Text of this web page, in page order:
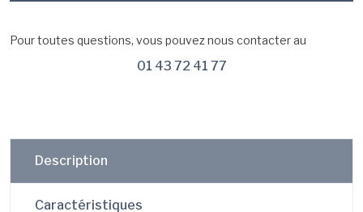
Pour toutes questions, vous pouvez nous contacter au
01 43 72 41 77
Description
Caractéristiques